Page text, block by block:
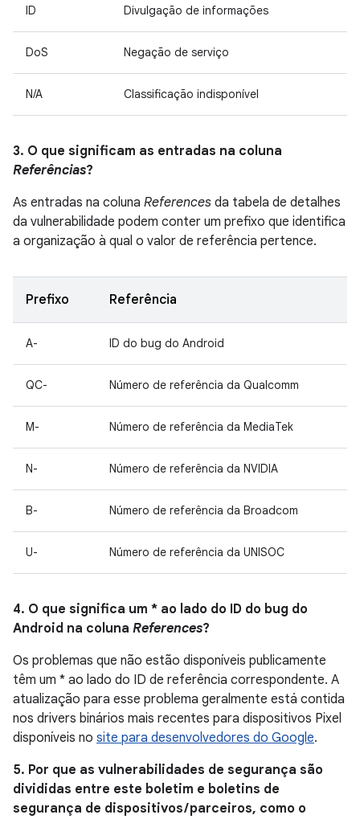
ID Divulgação de informações
DoS Negação de serviço
N/A Classificação indisponível
3. O que significam as entradas na coluna
Referências?
As entradas na coluna References da tabela de detalhes
da vulnerabilidade podem conter um prefixo que identifica
a organização à qual o valor de referência pertence.
Prefixo Referência
A- ID do bug do Android
QC- Número de referência da Qualcomm
M- Número de referência da MediaTek
N- Número de referência da NVIDIA
B- Número de referência da Broadcom
U- Número de referência da UNISOC
4. O que significa um * ao lado do ID do bug do
Android na coluna References?
Os problemas que não estão disponíveis publicamente
têm um * ao lado do ID de referência correspondente. A
atualização para esse problema geralmente está contida
nos drivers binários mais recentes para dispositivos Pixel
disponíveis no site para desenvolvedores do Google.
5. Por que as vulnerabilidades de segurança são
divididas entre este boletim e boletins de
segurança de dispositivos / parceiros, como o